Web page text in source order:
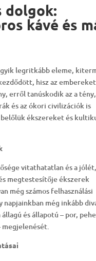
dolgok:
kávé és
legritkább eleme,
hisz az
erről tanúskodik az a
és az ókori civilizációk is
ékszereket és
vitathatatlan és a
megtestesítője ékszerek
még számos felhasználási
napjainkban még inkább
és állapotú – por,
megjelenését.